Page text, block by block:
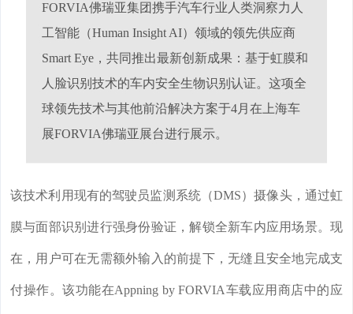
FORVIA佛瑞亚集团携手汽车行业人类洞察力人
工智能（Human Insight AI）领域的领先供应商
Smart Eye，共同推出最新创新成果：基于虹膜和
人脸识别技术的车内安全生物识别认证。这项全
球领先技术与其他前沿解决方案于4月在上海车
展FORVIA佛瑞亚展台进行展示。
该技术利用现有的驾驶员监测系统（DMS）摄像头，通过虹
膜与面部识别进行强身份验证，解锁全新车内应用场景。现
在，用户可在无需额外输入的前提下，无缝且安全地完成支
付操作。该功能在Appning by FORVIA车载应用商店中的应